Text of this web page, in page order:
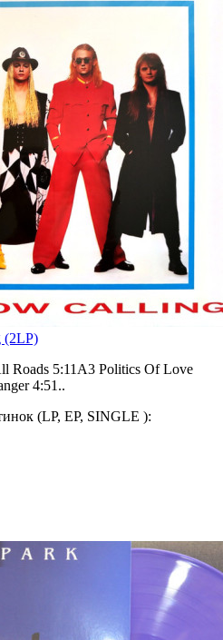
(2LP)
Roads 5:11A3 Politics Of Love
4:51..
(LP, EP, SINGLE ):